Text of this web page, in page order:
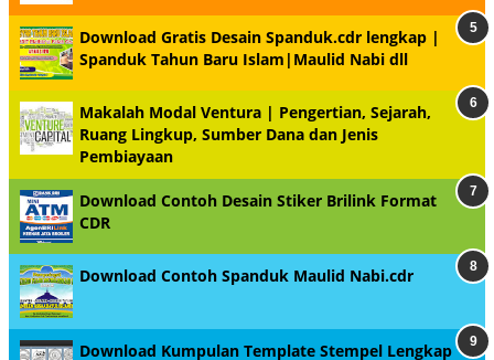
Download Gratis Desain Spanduk.cdr lengkap |
Spanduk Tahun Baru Islam|Maulid Nabi dll
Makalah Modal Ventura | Pengertian, Sejarah,
Ruang Lingkup, Sumber Dana dan Jenis
Pembiayaan
Download Contoh Desain Stiker Brilink Format
CDR
Download Contoh Spanduk Maulid Nabi.cdr
Download Kumpulan Template Stempel Lengkap